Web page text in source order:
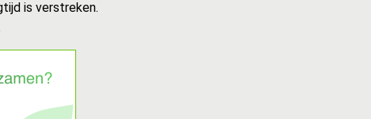
is verstreken.